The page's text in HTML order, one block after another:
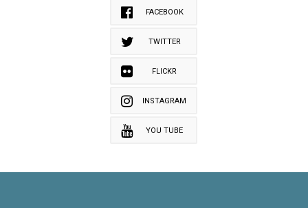
FACEBOOK
TWITTER
FLICKR
INSTAGRAM
YOU TUBE